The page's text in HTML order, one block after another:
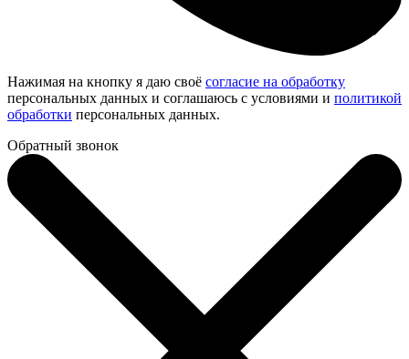
Нажимая на кнопку я даю своё согласие на обработку
персональных данных и соглашаюсь с условиями и политикой
обработки персональных данных.
Обратный звонок